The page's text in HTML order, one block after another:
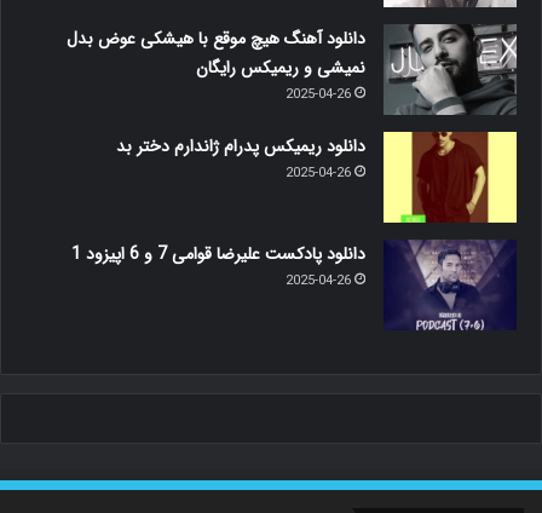
دانلود آهنگ هیچ موقع با هیشکی عوض بدل
نمیشی و ریمیکس رایگان
2025-04-26
دانلود ریمیکس پدرام ژاندارم دختر بد
2025-04-26
دانلود پادکست علیرضا قوامی 7 و 6 اپیزود 1
2025-04-26